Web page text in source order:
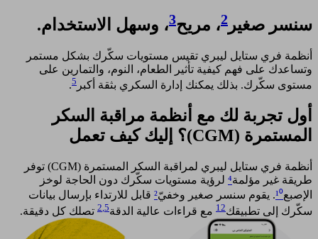
سنسر صغير 2، مريح3، وسهل الاستخدام.
أنظمة فري ستايل ليبري تقيس مستويات سكّرك بشكل مستمر
وتساعدك على فهم كيفية تأثير الطعام، النوم، والتمارين على
مستوى سكّرك. بذلك يمكنك إدارة السكري بثقة أكبر 5
. ​
أول تجربة لك مع أنظمة مراقبة السكر
المستمرة (CGM)؟ إليك كيف تعمل​
أنظمة فري ستايل ليبري لمراقبة السكر المستمرة (CGM) توفر
طريقة غير مؤلمة⁴ لرؤية مستويات سكّرك دون الحاجة لوخز
الإصبع¹⁰. يقوم سنسر صغير وخفيّ² قابل للارتداء بإرسال بيانات
سكّرك إلى تطبيقك12 مع قراءات عالية الدقة 2,5 تصلك كل دقيقة.​